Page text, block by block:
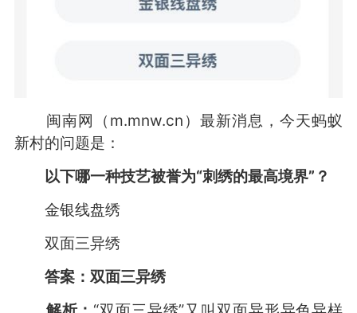
闽南网（m.mnw.cn）最新消息，今天蚂蚁
新村的问题是：
以下哪一种技艺被誉为“刺绣的最高境界”？
金银线盘绣
双面三异绣
答案： 双面三异绣